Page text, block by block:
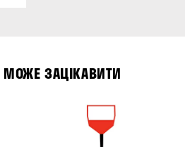
ЗАЦІКАВИТИ